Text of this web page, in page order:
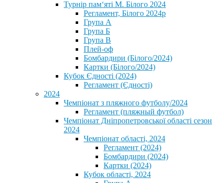
⁨Турнір пам‘яті М. Білого 2024⁩
Регламент, Білого 2024р
Група А
Група Б
Група В
Плей-оф
Бомбардири (Білого/2024)
Картки (Білого/2024)
Кубок Єдності (2024)
Регламент (Єдності)
2024
Чемпіонат з пляжного футболу/2024
Регламент (пляжный футбол)
Чемпіонат Дніпропетровської області сезон
2024
Чемпіонат області, 2024
Регламент (2024)
Бомбардири (2024)
Картки (2024)
Кубок області, 2024